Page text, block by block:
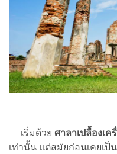
เริ่มด้วย ศาลาเปลื้องเค
เท่านั้น แต่สมัยก่อนเคยเป็